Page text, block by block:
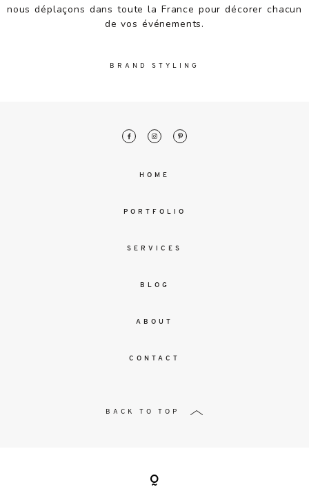
HOME
PORTFOLIO
SERVICES
BLOG
ABOUT
CONTACT
BACK TO TOP
nous déplaçons dans toute la France pour décorer chacun
de vos événements.
BRAND STYLING